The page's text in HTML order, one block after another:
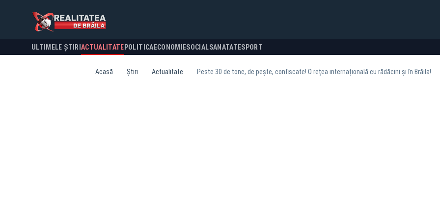
ULTIMELE ȘTIRI ACTUALITATE POLITICA ECONOMIESOCIALSANATATESPORT
Acasă Știri Actualitate Peste 30 de tone, de pește, confiscate! O rețea internațională cu rădăcini și în Brăila!